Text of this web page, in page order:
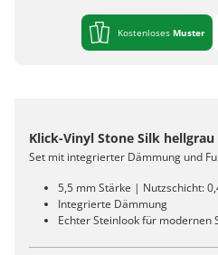
Kostenloses Muster
Klick-Vinyl Stone Silk hellgrau
Set mit integrierter Dämmung und
5,5 mm Stärke | Nutzschicht:
Integrierte Dämmung
Echter Steinlook für modernen